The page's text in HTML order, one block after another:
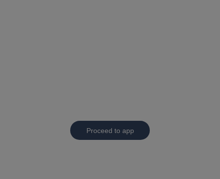
Proceed to app